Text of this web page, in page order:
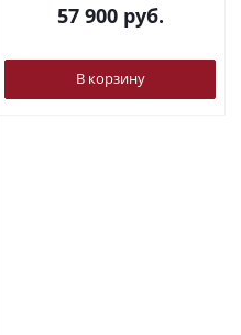
57 900руб.
В корзину